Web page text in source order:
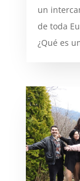
un
de toda
¿Qué es